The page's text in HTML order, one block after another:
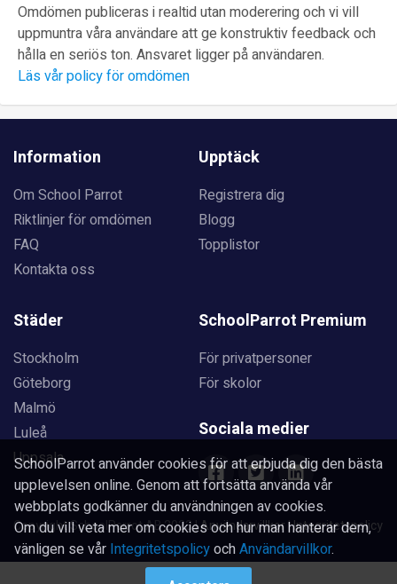
Omdömen publiceras i realtid utan moderering och vi vill
uppmuntra våra användare att ge konstruktiv feedback och
hålla en seriös ton. Ansvaret ligger på användaren.
Läs vår policy för omdömen
Information
Om School Parrot
Riktlinjer för omdömen
FAQ
Kontakta oss
Upptäck
Registrera dig
Blogg
Topplistor
Städer
Stockholm
Göteborg
Malmö
Luleå
Uppsala
SchoolParrot Premium
För privatpersoner
För skolor
Sociala medier
Copyright SchoolParrot AB 2023|Användarvillkor|Integritetspolicy
SchoolParrot använder cookies för att erbjuda dig den bästa
upplevelsen online. Genom att fortsätta använda vår
webbplats godkänner du användningen av cookies.
Om du vill veta mer om cookies och hur man hanterar dem,
vänligen se vår IntegritetspolicyochAnvändarvillkor.